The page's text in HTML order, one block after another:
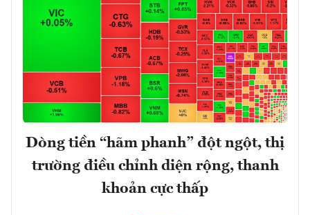
Dòng tiền “hãm phanh” đột ngột, thị
trường điều chỉnh diện rộng, thanh
khoản cực thấp